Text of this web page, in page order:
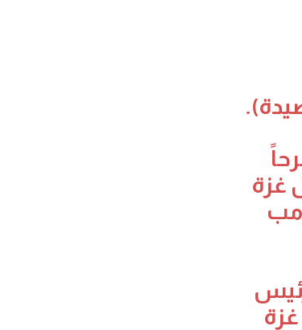
terms. Please try again with some
غزة